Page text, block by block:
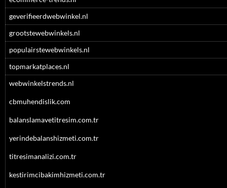
geverifieerdwebwinkel.nl
grootstewebwinkels.nl
populairstewebwinkels.nl
topmarkatplaces.nl
webwinkelstrends.nl
cbmuhendislik.com
balanslamavetitresim.com.tr
yerindebalanshizmeti.com.tr
titresimanalizi.com.tr
kestirimcibakimhizmeti.com.tr